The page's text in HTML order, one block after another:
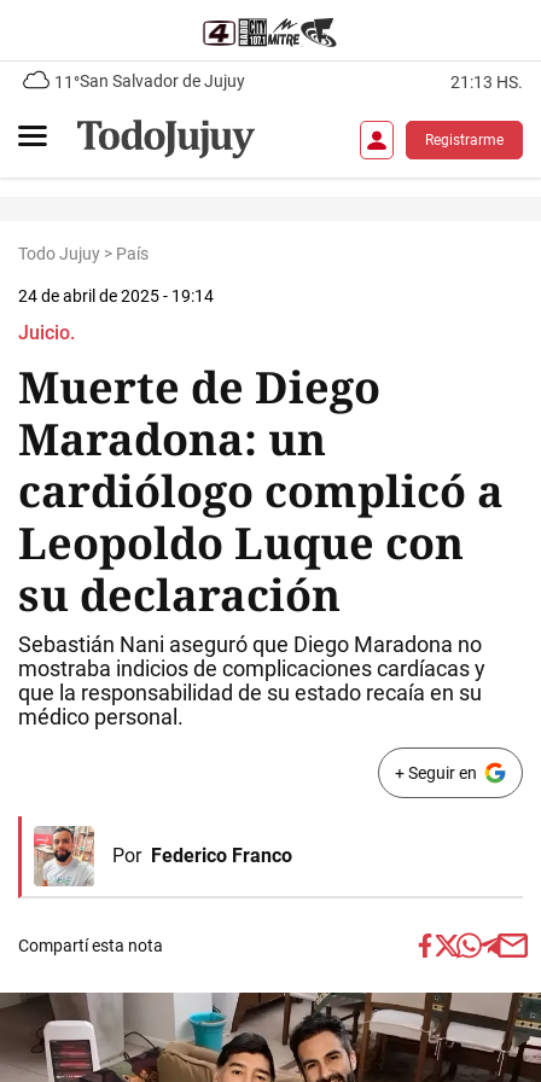
11°San Salvador de Jujuy 21:13 HS.
Registrarme
Todo Jujuy > País
24 de abril de 2025 - 19:14
Juicio.
Muerte de Diego
Maradona: un
cardiólogo complicó a
Leopoldo Luque con
su declaración
Sebastián Nani aseguró que Diego Maradona no
mostraba indicios de complicaciones cardíacas y
que la responsabilidad de su estado recaía en su
médico personal.
+ Seguir en
Por Federico Franco
Compartí esta nota